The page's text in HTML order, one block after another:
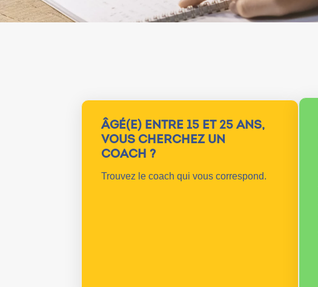
ÂGÉ(E) ENTRE 15 ET 25 ANS,
VOUS CHERCHEZ UN
COACH ?
Trouvez le coach qui vous correspond.